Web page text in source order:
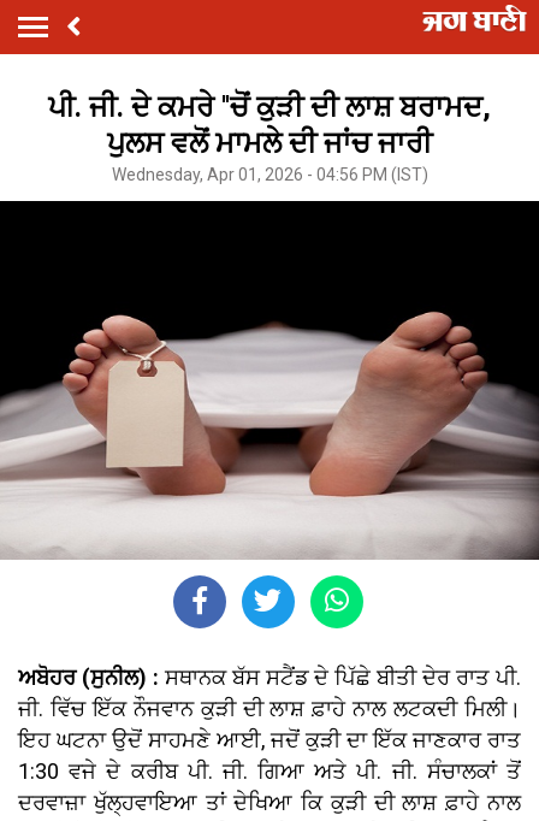
ਪੀ. ਜੀ. ਦੇ ਕਮਰੇ ''ਚੋਂ ਕੁੜੀ ਦੀ ਲਾਸ਼ ਬਰਾਮਦ,
ਪੁਲਸ ਵਲੋਂ ਮਾਮਲੇ ਦੀ ਜਾਂਚ ਜਾਰੀ
Wednesday, Apr 01, 2026 - 04:56 PM (IST)
ਅਬੋਹਰ (ਸੁਨੀਲ) : ਸਥਾਨਕ ਬੱਸ ਸਟੈਂਡ ਦੇ ਪਿੱਛੇ ਬੀਤੀ ਦੇਰ ਰਾਤ ਪੀ.
ਜੀ. ਵਿੱਚ ਇੱਕ ਨੌਜਵਾਨ ਕੁੜੀ ਦੀ ਲਾਸ਼ ਫ਼ਾਹੇ ਨਾਲ ਲਟਕਦੀ ਮਿਲੀ।
ਇਹ ਘਟਨਾ ਉਦੋਂ ਸਾਹਮਣੇ ਆਈ, ਜਦੋਂ ਕੁੜੀ ਦਾ ਇੱਕ ਜਾਣਕਾਰ ਰਾਤ
1:30 ਵਜੇ ਦੇ ਕਰੀਬ ਪੀ. ਜੀ. ਗਿਆ ਅਤੇ ਪੀ. ਜੀ. ਸੰਚਾਲਕਾਂ ਤੋਂ
ਦਰਵਾਜ਼ਾ ਖੁੱਲ੍ਹਵਾਇਆ ਤਾਂ ਦੇਖਿਆ ਕਿ ਕੁੜੀ ਦੀ ਲਾਸ਼ ਫ਼ਾਹੇ ਨਾਲ